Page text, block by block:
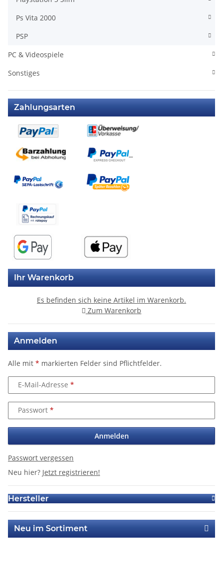
Ps Vita 2000
PSP
PC & Videospiele
Sonstiges
Zahlungsarten
Ihr Warenkorb
Es befinden sich keine Artikel im Warenkorb.
Zum Warenkorb
Anmelden
Alle mit * markierten Felder sind Pflichtfelder.
E-Mail-Adresse
Passwort
Anmelden
Passwort vergessen
Neu hier? Jetzt registrieren!
Hersteller
Neu im Sortiment